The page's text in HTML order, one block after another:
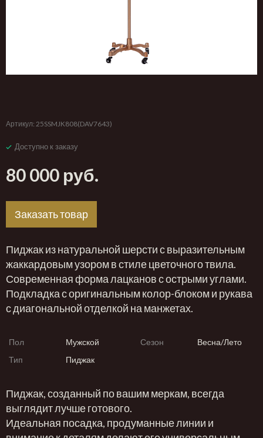
Артикул: 25SSMJK808(DAV7643)
Доступно к заказу
80 000 руб.
Заказать товар
Пиджак из натуральной шерсти с выразительным
жаккардовым узором в стиле цветочного твила.
Современная форма лацканов с острыми углами.
Подкладка с оригинальным колор-блоком и рукава
с диагональной отделкой на манжетах.
Пол Мужской Сезон
Весна/Лето
Тип
Пиджак
Пиджак, созданный по вашим меркам, всегда
выглядит лучше готового.
Идеальная посадка, продуманные линии и